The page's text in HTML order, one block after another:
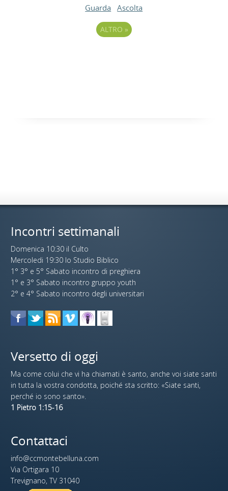
Guarda Ascolta
ALTRO »
Incontri settimanali
Domenica 10:30 il Culto
Mercoledi 19:30 lo Studio Biblico
1° 3° e 5° Sabato incontro di preghiera
1° e 3° Sabato incontro gruppo youth
2° e 4° Sabato incontro degli universitari
Versetto di oggi
Ma come colui che vi ha chiamati è santo, anche voi siate santi
in tutta la vostra condotta, poiché sta scritto: «Siate santi,
perché io sono santo».
1 Pietro 1:15-16
Contattaci
info@ccmontebelluna.com
Via Ortigara 10
Trevignano, TV 31040